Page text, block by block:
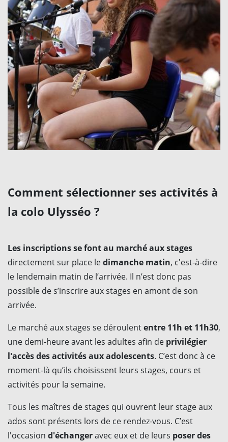
Comment sélectionner ses activités à
la colo Ulysséo ?
Les inscriptions se font au marché aux stages
directement sur place ledimanche matin, c'est-à-dire
le lendemain matin de l’arrivée. Il n’est donc pas
possible de s’inscrire aux stages en amont de son
arrivée.
Le marché aux stages se déroulententre 11h et 11h30,
une demi-heure avant les adultes afin de privilégier
l'accès des activités aux adolescents. C’est donc à ce
moment-là qu’ils choisissent leurs stages, cours et
activités pour la semaine.
Tous les maîtres de stages qui ouvrent leur stage aux
ados sont présents lors de ce rendez-vous. C’est
l'occasion d'échangeravec eux et de leurs poser des